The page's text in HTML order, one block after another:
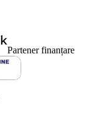
Partener finanțare